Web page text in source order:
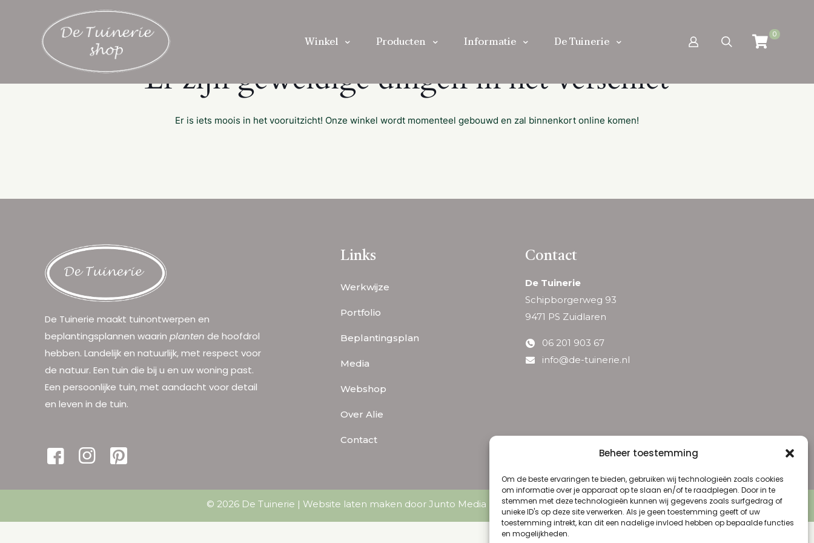
Beheer toestemming
Om de beste ervaringen te bieden, gebruiken wij technologieën zoals cookies
om informatie over je apparaat op te slaan en/of te raadplegen. Door in te
stemmen met deze technologieën kunnen wij gegevens zoals surfgedrag of
unieke ID's op deze site verwerken. Als je geen toestemming geeft of uw
toestemming intrekt, kan dit een nadelige invloed hebben op bepaalde functies
en mogelijkheden.
Winkel Producten Informatie De Tuinerie 0
Er zijn geweldige dingen in het verschiet
Er is iets moois in het vooruitzicht! Onze winkel wordt momenteel gebouwd en zal binnenkort online komen!
De Tuinerie maakt tuinontwerpen en
beplantingsplannen waarin planten de hoofdrol
hebben. Landelijk en natuurlijk, met respect voor
de natuur. Een tuin die bij u en uw woning past.
Een persoonlijke tuin, met aandacht voor detail
en leven in de tuin.
Links
Werkwijze
Portfolio
Beplantingsplan
Media
Webshop
Over Alie
Contact
Contact
De Tuinerie
Schipborgerweg 93
9471 PS Zuidlaren
06 201 903 67
info@de-tuinerie.nl
© 2026 De Tuinerie | Website laten maken door Junto Media Algemene Voorwaarden